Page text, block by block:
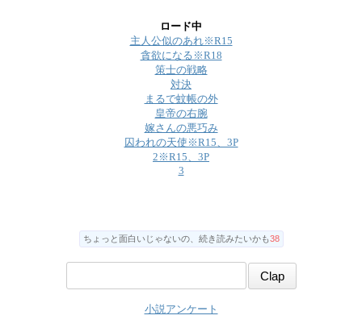
ロード中
主人公似のあれ※R15
貪欲になる※R18
策士の戦略
対決
まるで蚊帳の外
皇帝の右腕
嫁さんの悪巧み
囚われの天使※R15、3P
2※R15、3P
3
ちょっと面白いじゃないの、続き読みたいかも38
小説アンケート